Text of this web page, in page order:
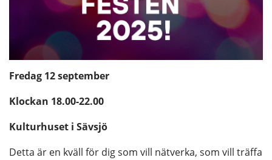
Fredag 12 september
Klockan 18.00-22.00
Kulturhuset i Sävsjö
Detta är en kväll för dig som vill nätverka, som vill träffa